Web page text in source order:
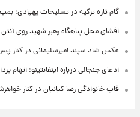
گام تازه ترکیه در تسلیحات پهپادی؛
افشای محل پناهگاه‌ رهبر شهید روی آنتن
عکس شاد سپند امیرسلیمانی در کنار
ادعای جنجالی درباره اینفانتینو؛
قاب خانوادگی رضا کیانیان در کنار